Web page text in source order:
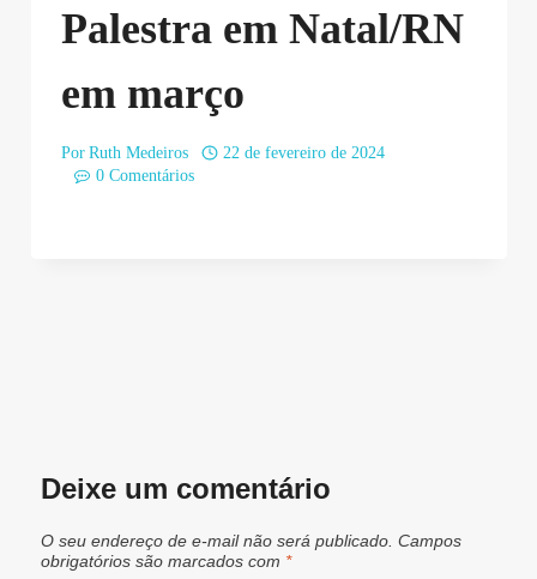
Palestra em Natal/RN
em março
Por Ruth Medeiros
22 de fevereiro de 2024
0 Comentários
Deixe um comentário
O seu endereço de e-mail não será publicado. Campos
obrigatórios são marcados com *